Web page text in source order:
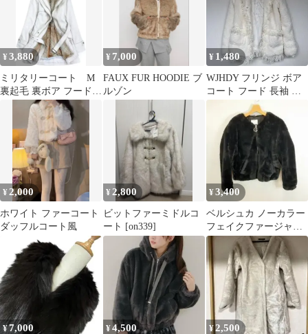
¥3,880
ミリタリーコート M
裏起毛 裏ボア フード付
き モッズコート フェイ
クファー
¥ 7,000
FAUX FUR HOODIE ブ
ルゾン
¥ 1,480
WJHDY フリンジ ボア
コート フード 長袖 M
¥2,000
ホワイト ファーコート
ダッフルコート風
¥2,800
ビットファーミドルコ
ート [on339]
¥3,400
ベルシュカ ノーカラー
フェイクファージャケ
ット ブラック L
¥7,000 ¥4,500 ¥2,500